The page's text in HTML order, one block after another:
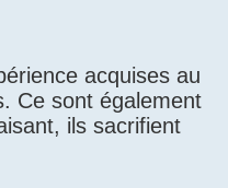
acquises au
Ce sont également
ils sacrifient